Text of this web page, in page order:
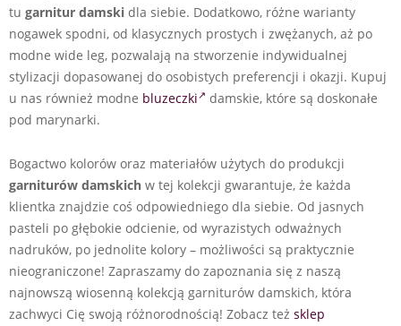
tu garnitur damski dla siebie. Dodatkowo, różne warianty
nogawek spodni, od klasycznych prostych i zwężanych, aż po
modne wide leg, pozwalają na stworzenie indywidualnej
stylizacji dopasowanej do osobistych preferencji i okazji. Kupuj
u nas również modne bluzeczki
damskie, które są doskonałe
pod marynarki.
Bogactwo kolorów oraz materiałów użytych do produkcji
garniturów damskich w tej kolekcji gwarantuje, że każda
klientka znajdzie coś odpowiedniego dla siebie. Od jasnych
pasteli po głębokie odcienie, od wyrazistych odważnych
nadruków, po jednolite kolory – możliwości są praktycznie
nieograniczone! Zapraszamy do zapoznania się z naszą
najnowszą wiosenną kolekcją garniturów damskich, która
zachwyci Cię swoją różnorodnością! Zobacz też sklep